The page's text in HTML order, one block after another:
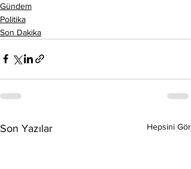
Gündem
Politika
Son Dakika
Son Yazılar Hepsini Gör